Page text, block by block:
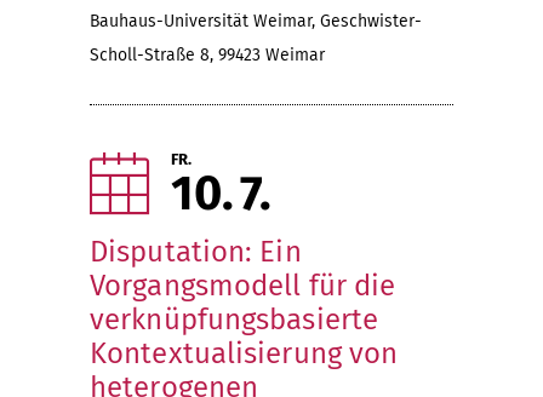
Bauhaus-Universität Weimar, Geschwister-
Scholl-Straße 8, 99423 Weimar
FR.
10 7
Disputation: Ein
Vorgangsmodell für die
verknüpfungsbasierte
Kontextualisierung von
heterogenen